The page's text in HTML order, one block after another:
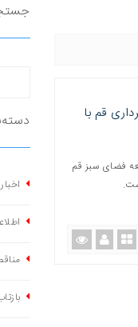
قم با
فضای سبز قم
اخبار